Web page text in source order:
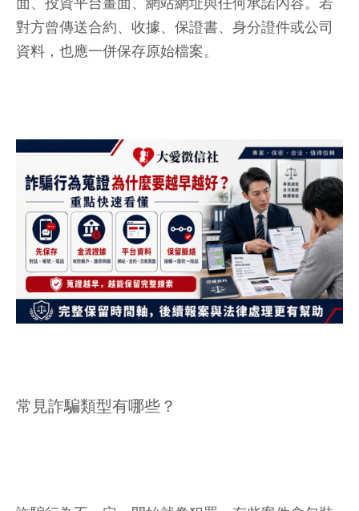
面、投資平台畫面、網站網址與任何承諾內容。若
對方曾傳送合約、收據、保證書、身分證件或公司
資料，也應一併保存原始檔案。
常見詐騙類型有哪些？